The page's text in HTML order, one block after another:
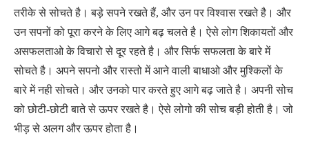
तरीके से सोचते है। बड़े सपने रखते हैं, और उन पर विश्वास रखते है। और
उन सपनों को पूरा करने के लिए आगे बढ़ चलते है। ऐसे लोग शिकायतों और
असफलताओ के विचारो से दूर रहते है। और सिर्फ सफलता के बारे में
सोचते है। अपने सपनो और रास्तो में आने वाली बाधाओ और मुश्किलों के
बारे में नही सोचते। और उनको पार करते हुए आगे बढ़ जाते है। अपनी सोच
को छोटी-छोटी बाते से ऊपर रखते है। ऐसे लोगो की सोच बड़ी होती है। जो
भीड़ से अलग और ऊपर होता है।